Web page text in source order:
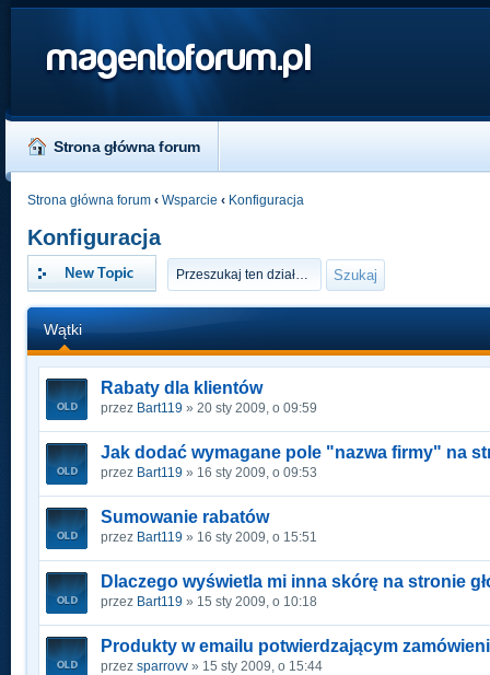
magentoforum.pl
Strona główna forum
Strona główna forum ‹ Wsparcie ‹ Konfiguracja
Konfiguracja
Napisz wątek
Wątki
Rabaty dla klientów
przez Bart119 » 20 sty 2009, o 09:59
Jak dodać wymagane pole "nazwa firmy" na
przez Bart119 » 16 sty 2009, o 09:53
Sumowanie rabatów
przez Bart119 » 16 sty 2009, o 15:51
Dlaczego wyświetla mi inna skórę na stronie
przez Bart119 » 15 sty 2009, o 10:18
Produkty w emailu potwierdzającym
przez sparrovv » 15 sty 2009, o 15:44